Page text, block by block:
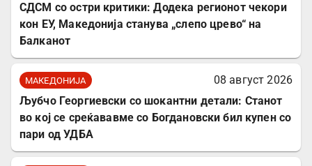
СДСМ со остри критики: Додека регионот чекори
кон ЕУ, Македонија станува „слепо црево“ на
Балканот
МАКЕДОНИЈА
08 август 2026
Љубчо Георгиевски со шокантни детали: Станот
во кој се среќававме со Богдановски бил купен со
пари од УДБА